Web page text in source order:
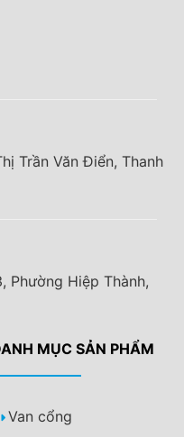
Trần Văn Điển, Thanh
Phường Hiệp Thành,
MỤC SẢN PHẨM
Van cổng